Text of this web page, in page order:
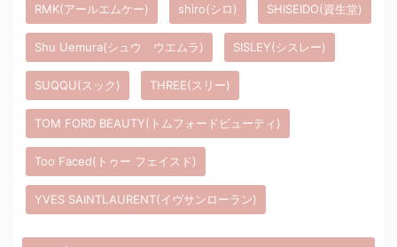
RMK(アールエムケー) shiro(シロ) SHISEIDO(資生堂)
Shu Uemura(シュウ ウエムラ) SISLEY(シスレー)
SUQQU(スック) THREE(スリー)
TOM FORD BEAUTY(トムフォードビューティ)
Too Faced(トゥー フェイスド)
YVES SAINTLAURENT(イヴサンローラン)